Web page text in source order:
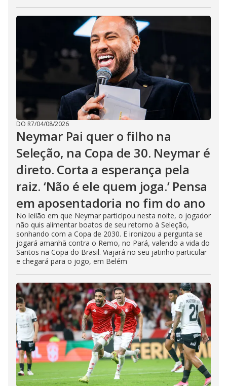
DO R7/04/08/2026
Neymar Pai quer o filho na
Seleção, na Copa de 30. Neymar é
direto. Corta a esperança pela
raiz. ‘Não é ele quem joga.’ Pensa
em aposentadoria no fim do ano
No leilão em que Neymar participou nesta noite, o jogador
não quis alimentar boatos de seu retorno à Seleção,
sonhando com a Copa de 2030. E ironizou a pergunta se
jogará amanhã contra o Remo, no Pará, valendo a vida do
Santos na Copa do Brasil. Viajará no seu jatinho particular
e chegará para o jogo, em Belém